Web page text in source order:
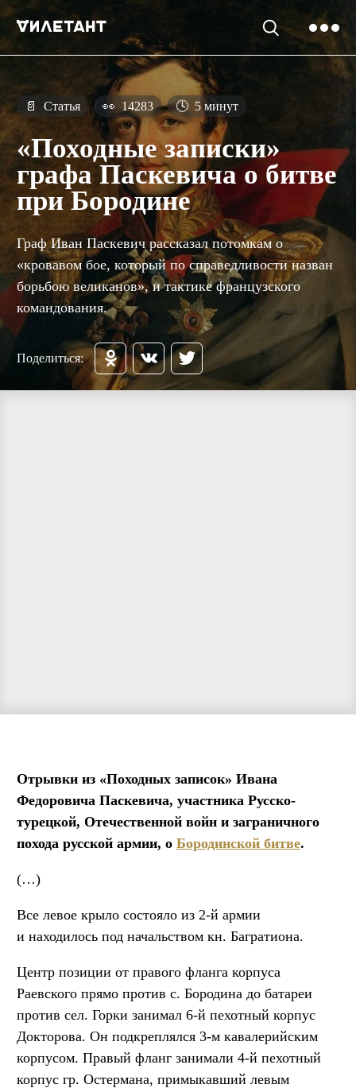
📄 Статья 👀 14283 🕓 5 минут
«Походные записки»
графа Паскевича о битве
при Бородине
Граф Иван Паскевич рассказал потомкам о
«кровавом бое, который по справедливости назван
борьбою великанов», и тактике французского
командования.
Поделиться:
Отрывки из «Походных записок» Ивана
Федоровича Паскевича, участника Русско-
турецкой, Отечественной войн и заграничного
похода русской армии, о Бородинской битве.
(…)
Все левое крыло состояло из 2-й армии
и находилось под начальством кн. Багратиона.
Центр позиции от правого фланга корпуса
Раевского прямо против с. Бородина до батареи
против сел. Горки занимал 6-й пехотный корпус
Докторова. Он подкреплялся 3-м кавалерийским
корпусом. Правый фланг занимали 4-й пехотный
корпус гр. Остермана, примыкавший левым